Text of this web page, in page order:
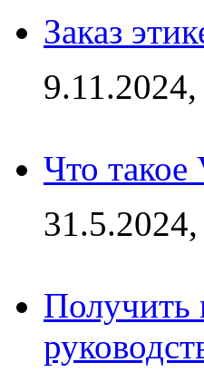
Заказ
Что такое
Получить